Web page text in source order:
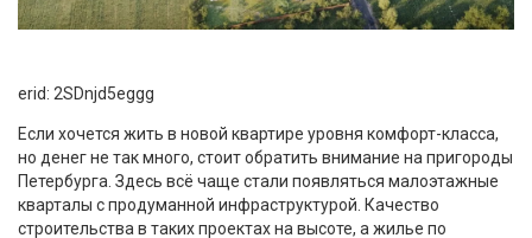
erid: 2SDnjd5eggg
Если хочется жить в новой квартире уровня комфорт-класса,
но денег не так много, стоит обратить внимание на пригороды
Петербурга. Здесь всё чаще стали появляться малоэтажные
кварталы с продуманной инфраструктурой. Качество
строительства в таких проектах на высоте, а жилье по